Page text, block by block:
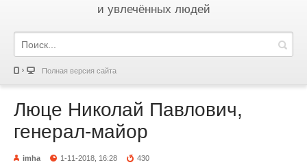
и увлечённых людей
Полная версия сайта
Люце Николай Павлович,
генерал-майор
imha 1-11-2018, 16:28 430